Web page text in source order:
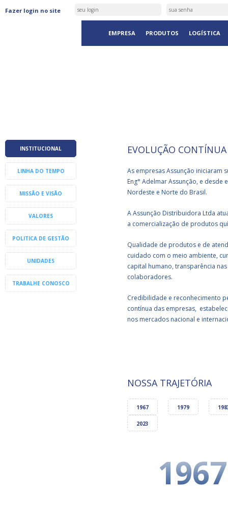
Fazer login no site
EMPRESA PRODUTOS LOGÍSTICA
INSTITUCIONAL
LINHA DO TEMPO
MISSÃO E VISÃO
VALORES
POLITICA DE GESTÃO
UNIDADES
TRABALHE CONOSCO
EVOLUÇÃO CONTÍNUA
As empresas Assunção iniciaram
Eng° Adelmar Assunção, e
Nordeste e Norte do Brasil.
A Assunção Distribuidora Ltda
a comercialização de produtos
Qualidade de produtos e de
cuidado com o meio ambiente,
capital humano, transparência
colaboradores.
Credibilidade e reconhecimento
contínua das empresas,
nos mercados nacional e
NOSSA TRAJETÓRIA
1967 1979
2023
1967